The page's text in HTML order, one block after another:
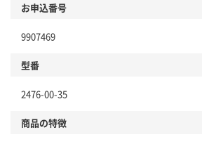
お申込番号
9907469
型番
2476-00-35
商品の特徴